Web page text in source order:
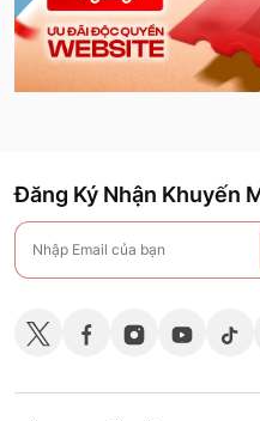
Đăng Ký Nhận Khuyến